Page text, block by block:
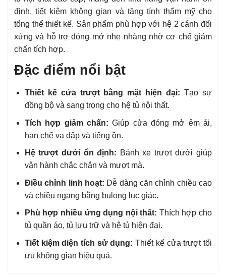
định, tiết kiệm không gian và tăng tính thẩm mỹ cho
tổng thể thiết kế. Sản phẩm phù hợp với hệ 2 cánh đối
xứng và hỗ trợ đóng mở nhẹ nhàng nhờ cơ chế giảm
chấn tích hợp.
Đặc điểm nổi bật
Thiết kế cửa trượt bằng mặt hiện đại: Tạo sự
đồng bộ và sang trọng cho hệ tủ nội thất.
Tích hợp giảm chấn: Giúp cửa đóng mở êm ái,
hạn chế va đập và tiếng ồn.
Hệ trượt dưới ổn định: Bánh xe trượt dưới giúp
vận hành chắc chắn và mượt mà.
Điều chỉnh linh hoạt: Dễ dàng căn chỉnh chiều cao
và chiều ngang bằng bulong lục giác.
Phù hợp nhiều ứng dụng nội thất: Thích hợp cho
tủ quần áo, tủ lưu trữ và hệ tủ hiện đại.
Tiết kiệm diện tích sử dụng: Thiết kế cửa trượt tối
ưu không gian hiệu quả.